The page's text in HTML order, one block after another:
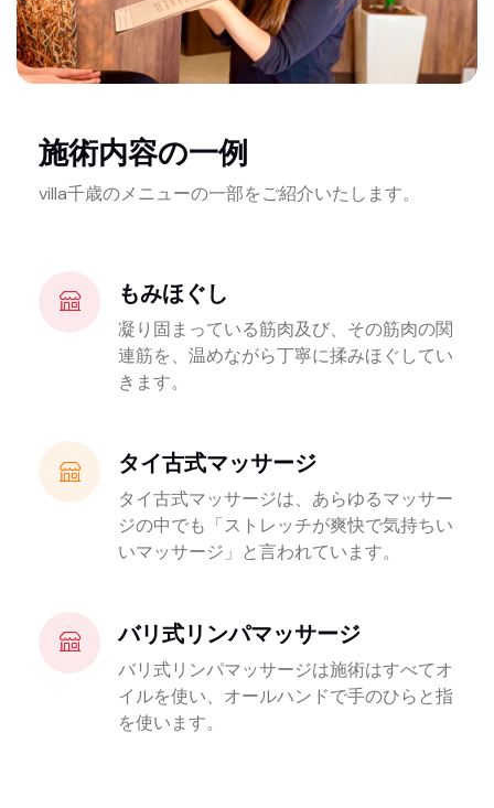
施術内容の一例
villa千歳のメニューの一部をご紹介いたします。
もみほぐし
凝り固まっている筋肉及び、その筋肉の関
連筋を、温めながら丁寧に揉みほぐしてい
きます。
タイ古式マッサージ
タイ古式マッサージは、あらゆるマッサー
ジの中でも「ストレッチが爽快で気持ちい
いマッサージ」と言われています。
バリ式リンパマッサージ
バリ式リンパマッサージは施術はすべてオ
イルを使い、オールハンドで手のひらと指
を使います。